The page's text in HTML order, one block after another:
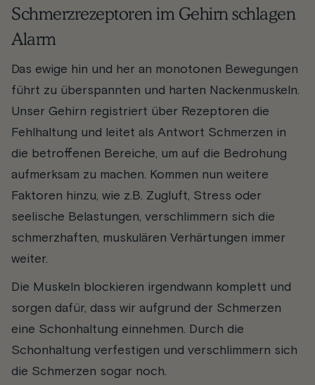
Schmerzrezeptoren im Gehirn schlagen
Alarm
Das ewige hin und her an monotonen Bewegungen
führt zu überspannten und harten Nackenmuskeln.
Unser Gehirn registriert über Rezeptoren die
Fehlhaltung und leitet als Antwort Schmerzen in
die betroffenen Bereiche, um auf die Bedrohung
aufmerksam zu machen. Kommen nun weitere
Faktoren hinzu, wie z.B. Zugluft, Stress oder
seelische Belastungen, verschlimmern sich die
schmerzhaften, muskulären Verhärtungen immer
weiter.
Die Muskeln blockieren irgendwann komplett und
sorgen dafür, dass wir aufgrund der Schmerzen
eine Schonhaltung einnehmen. Durch die
Schonhaltung verfestigen und verschlimmern sich
die Schmerzen sogar noch.